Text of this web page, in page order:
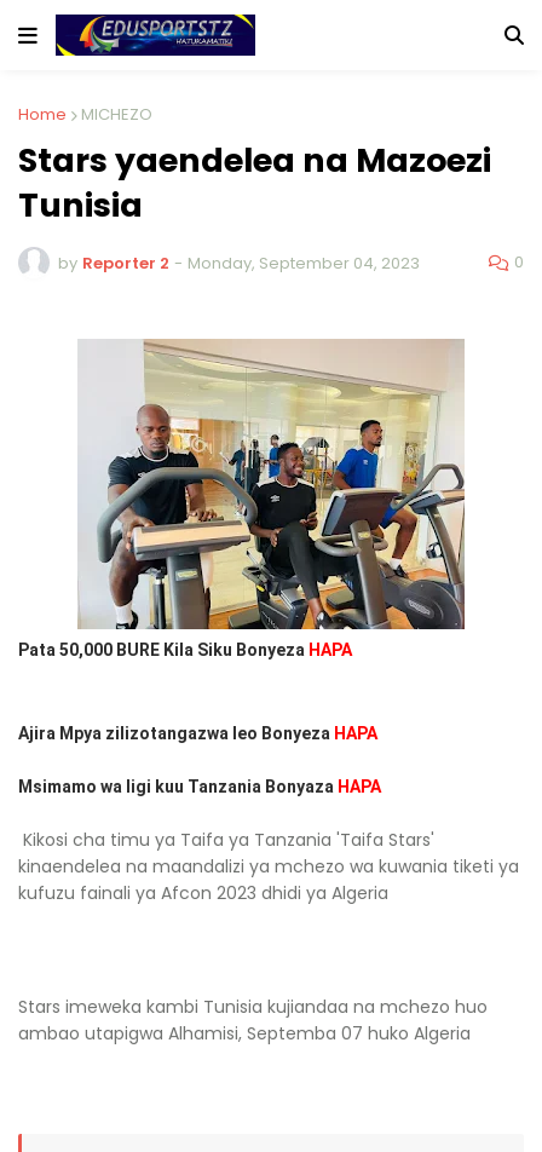
Home MICHEZO
Stars yaendelea na Mazoezi
Tunisia
by Reporter 2 - Monday, September 04, 2023 0
Pata 50,000 BURE Kila Siku Bonyeza HAPA
Ajira Mpya zilizotangazwa leo Bonyeza HAPA
Msimamo wa ligi kuu Tanzania Bonyaza HAPA
Kikosi cha timu ya Taifa ya Tanzania 'Taifa Stars'
kinaendelea na maandalizi ya mchezo wa kuwania tiketi ya
kufuzu fainali ya Afcon 2023 dhidi ya Algeria
Stars imeweka kambi Tunisia kujiandaa na mchezo huo
ambao utapigwa Alhamisi, Septemba 07 huko Algeria